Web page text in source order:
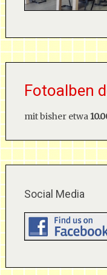
Fotoalben
mit bisher etwa
Social Media